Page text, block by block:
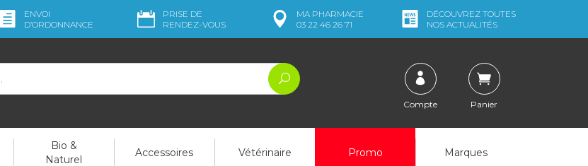
ENVOI
D’ORDONNANCE
PRISE DE
RENDEZ-VOUS
MAPHARMACIE
03 22 46 26 71
DÉCOUVREZ TOUTES
NOS ACTUALITÉS
Compte Panier
Bio &
Naturel
Accessoires Vétérinaire Promo Marques